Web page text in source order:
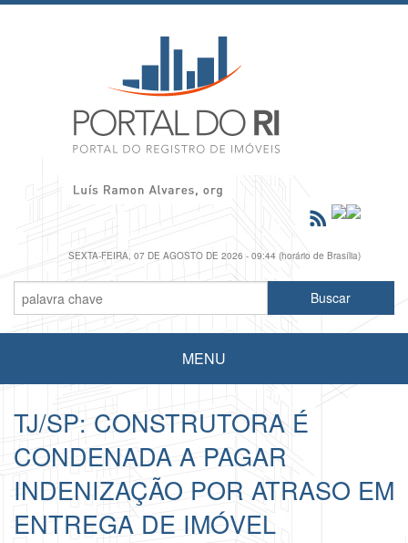
SEXTA-FEIRA, 07 DE AGOSTO DE 2026 - 09:44 (horário de Brasília)
MENU
TJ/SP: CONSTRUTORA É
CONDENADA A PAGAR
INDENIZAÇÃO POR ATRASO EM
ENTREGA DE IMÓVEL